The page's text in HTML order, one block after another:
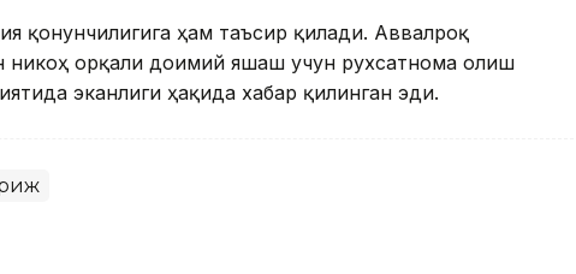
қонунчилигига ҳам таъсир қилади. Аввалроқ
никоҳ орқали доимий яшаш учун рухсатнома олиш
эканлиги ҳақида хабар қилинган эди.